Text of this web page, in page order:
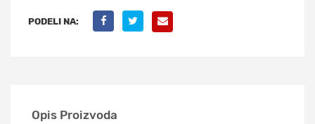
PODELI NA:
Opis Proizvoda